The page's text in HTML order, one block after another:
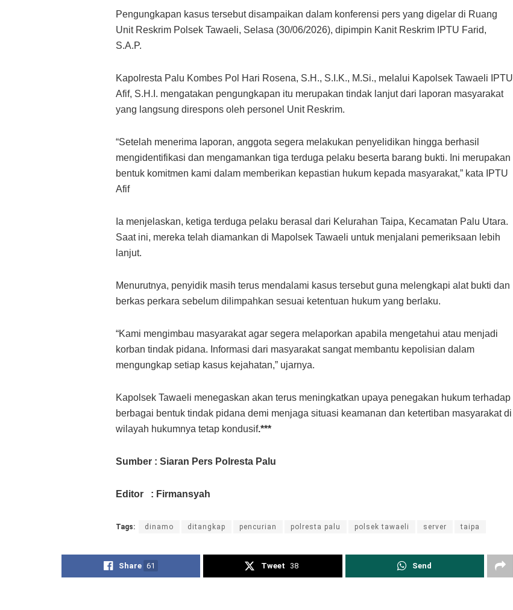
Pengungkapan kasus tersebut disampaikan dalam konferensi pers yang digelar di Ruang
Unit Reskrim Polsek Tawaeli, Selasa (30/06/2026), dipimpin Kanit Reskrim IPTU Farid,
S.A.P.
Kapolresta Palu Kombes Pol Hari Rosena, S.H., S.I.K., M.Si., melalui Kapolsek Tawaeli IPTU
Afif, S.H.I. mengatakan pengungkapan itu merupakan tindak lanjut dari laporan masyarakat
yang langsung direspons oleh personel Unit Reskrim.
“Setelah menerima laporan, anggota segera melakukan penyelidikan hingga berhasil
mengidentifikasi dan mengamankan tiga terduga pelaku beserta barang bukti. Ini merupakan
bentuk komitmen kami dalam memberikan kepastian hukum kepada masyarakat,” kata IPTU
Afif
Ia menjelaskan, ketiga terduga pelaku berasal dari Kelurahan Taipa, Kecamatan Palu Utara.
Saat ini, mereka telah diamankan di Mapolsek Tawaeli untuk menjalani pemeriksaan lebih
lanjut.
Menurutnya, penyidik masih terus mendalami kasus tersebut guna melengkapi alat bukti dan
berkas perkara sebelum dilimpahkan sesuai ketentuan hukum yang berlaku.
“Kami mengimbau masyarakat agar segera melaporkan apabila mengetahui atau menjadi
korban tindak pidana. Informasi dari masyarakat sangat membantu kepolisian dalam
mengungkap setiap kasus kejahatan,” ujarnya.
Kapolsek Tawaeli menegaskan akan terus meningkatkan upaya penegakan hukum terhadap
berbagai bentuk tindak pidana demi menjaga situasi keamanan dan ketertiban masyarakat di
wilayah hukumnya tetap kondusif.***
Sumber : Siaran Pers Polresta Palu
Editor : Firmansyah
Tags: dinamo ditangkap pencurian polresta palu polsek tawaeli server taipa
Share 61 Tweet 38 Send